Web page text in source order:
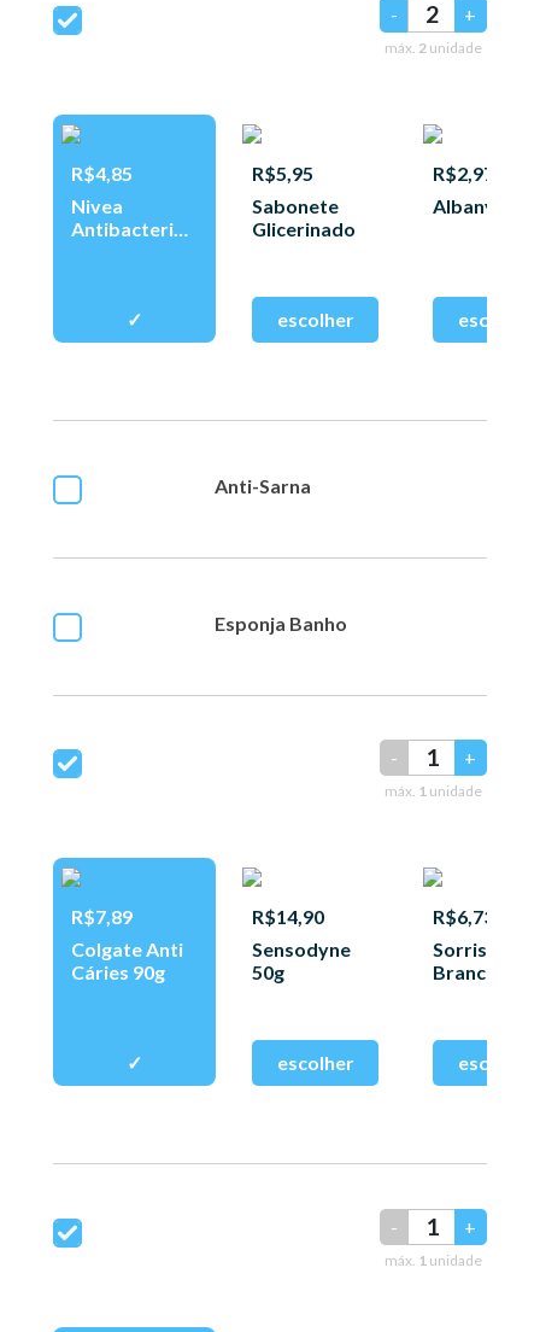
- +
máx. 2 unidade
R$4,85
Nivea
Antibacterian
R$5,95
Sabonete
Glicerinado
R$2,97
Albany 85g
Anti-Sarna
Esponja Banho
- +
máx. 1 unidade
R$7,89
Colgate Anti
Cáries 90g
R$14,90
Sensodyne
50g
R$6,73
Sorriso D.
Brancos
- +
máx. 1 unidade